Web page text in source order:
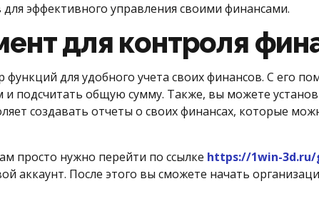
эффективного управления своими финансами.
для контроля
для удобного учета своих финансов. С его
и подсчитать общую сумму. Также, вы можете
создавать отчеты о своих финансах, которые
просто нужно перейти по ссылке https://1win-
аккаунт. После этого вы сможете начать